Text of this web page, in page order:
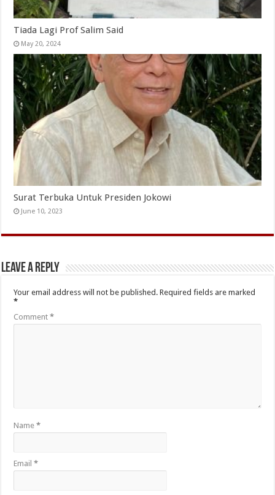
Tiada Lagi Prof Salim Said
May 20, 2024
Surat Terbuka Untuk Presiden Jokowi
June 10, 2023
Leave a Reply
Your email address will not be published. Required fields are marked
*
Comment*
Name*
Email*